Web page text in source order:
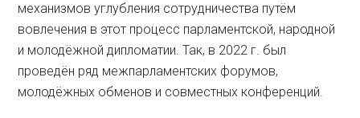
механизмов углубления сотрудничества путём
вовлечения в этот процесс парламентской, народной
и молодёжной дипломатии. Так, в 2022 г. был
проведён ряд межпарламентских форумов,
молодёжных обменов и совместных конференций.